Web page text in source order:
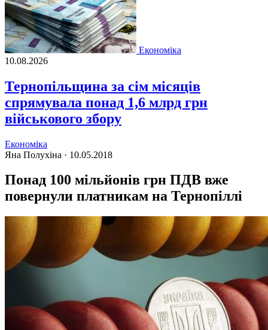
Економіка
10.08.2026
Тернопільщина за сім місяців
спрямувала понад 1,6 млрд грн
військового збору
Економіка
Яна Полухіна · 10.05.2018
Понад 100 мільйонів грн ПДВ вже
повернули платникам на Тернопіллі